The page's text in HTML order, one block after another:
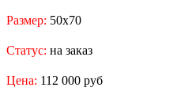
Размер: 50х70
Статус: на заказ
Цена: 112 000 руб